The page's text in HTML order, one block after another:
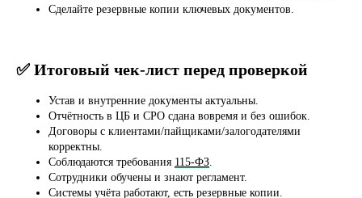
Сделайте резервные копии ключевых документов.
✅ Итоговый чек-лист перед проверкой
Устав и внутренние документы актуальны.
Отчётность в ЦБ и СРО сдана вовремя и без ошибок.
Договоры с клиентами/пайщиками/залогодателями
корректны.
Соблюдаются требования 115-ФЗ.
Сотрудники обучены и знают регламент.
Системы учёта работают, есть резервные копии.
Контактная информация
Адрес:
141070, Московская область,
г. Королёв, ул. Калинина, д.6Б
Режим работы:
Ежедневно с 10:00 до 21:00
Онлайн консультация:
пишите нам в мессенджеры: